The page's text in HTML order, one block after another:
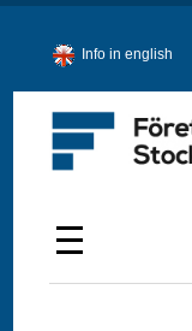
Info in english